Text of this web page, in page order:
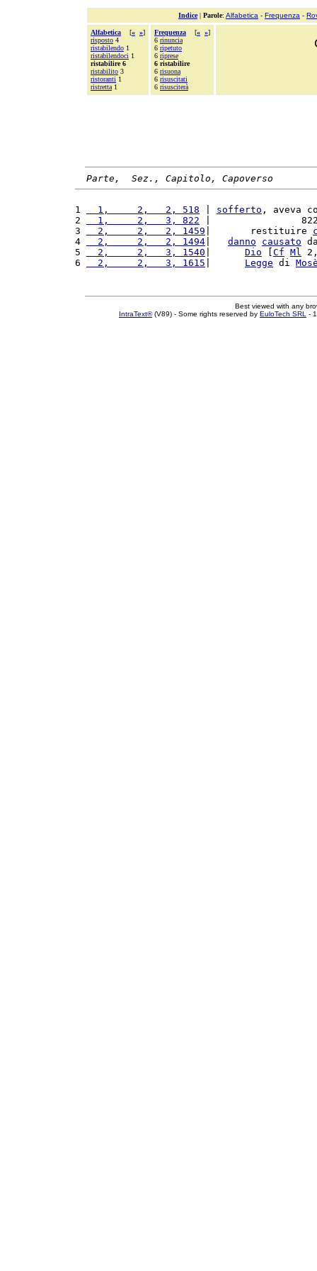
Indice| Parole: Alfabetica - Frequenza -
Alfabetica [« »]
risposto 4
ristabilendo 1
ristabilendoci 1
ristabilire 6
ristabilito 3
ristoranti 1
ristretta 1
Frequenza [« »]
6 rinuncia
6 ripetuto
6 riprese
6 ristabilire
6 risuona
6 risuscitati
6 risusciterà
Parte,  Sez., Capitolo, Capoverso
1
  1,     2,   2, 518
sofferto , aveva
2
  1,     2,   3, 822
|
3
  2,     2,   2, 1459
|       restituire
4
  2,     2,   2, 1494
danno causato
5
  2,     2,   3, 1540
Dio Cf Ml
6
  2,     2,   3, 1615
Legge di
Best viewed with any
IntraText®(V89) - Some rights reserved by EuloTech SRL -